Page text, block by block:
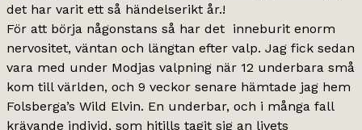
det har varit ett så händelserikt år.!
För att börja någonstans så har det inneburit enorm
nervositet, väntan och längtan efter valp. Jag fick sedan
vara med under Modjas valpning när 12 underbara små
kom till världen, och 9 veckor senare hämtade jag hem
Folsberga’s Wild Elvin. En underbar, och i många fall
krävande individ, som hitills tagit sig an livets